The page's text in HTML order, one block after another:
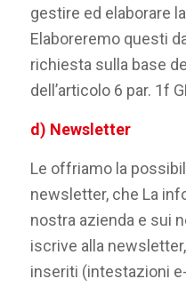
gestire ed elaborare
Elaboreremo questi
richiesta sulla base
dell’articolo 6 par. 1f
d) Newsletter
Le offriamo la
newsletter, che La
nostra azienda e sui
iscrive alla
inseriti (intestazioni